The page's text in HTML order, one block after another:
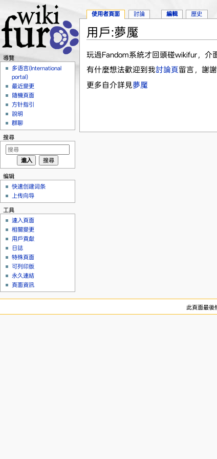
用戶:夢魘
玩過Fandom系統才回頭碰wikifur，介
有什麼想法歡迎到我討論頁留言，謝謝
更多自介詳見夢魘
使用者頁面 討論 編輯 歷史
導覽
多语言(International
portal)
最近變更
隨機頁面
方针指引
說明
群聊
搜尋
编辑
快速创建词条
上传向导
工具
連入頁面
相關變更
用戶貢獻
日誌
特殊頁面
可列印版
永久連結
頁面資訊
此頁面最後